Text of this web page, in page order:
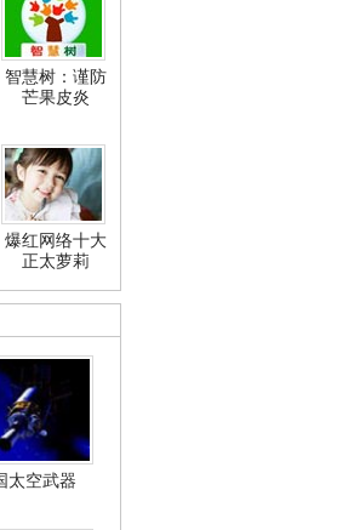
智慧树：谨防
芒果皮炎
爆红网络十大
正太萝莉
太空武器